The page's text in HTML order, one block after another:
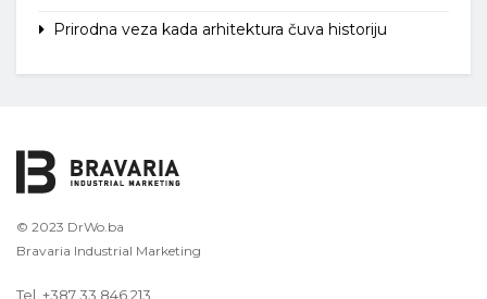
Prirodna veza kada arhitektura čuva historiju
© 2023 DrWo.ba
Bravaria Industrial Marketing
Tel. +387 33 846 213